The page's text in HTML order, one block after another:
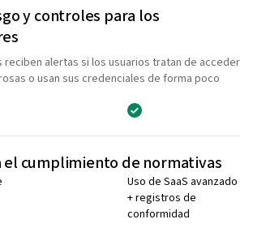
y controles para los
reciben alertas si los usuarios tratan de acceder
o usan sus credenciales de forma poco
el cumplimiento de normativas
Uso de SaaS avanzado
+ registros de
conformidad